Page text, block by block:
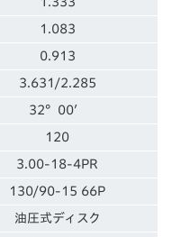
1.083
0.913
3.631/2.285
32°00′
120
3.00-18-4PR
130/90-15 66P
油圧式ディスク